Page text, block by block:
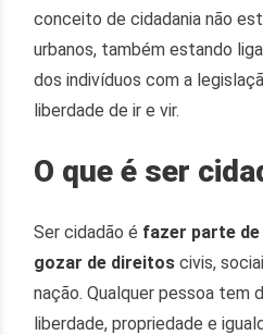
conceito de cidadania não
urbanos, também estando
dos indivíduos com a
liberdade de ir e vir.
O que é ser
Ser cidadão é fazer parte de
gozar de direitos civis,
nação. Qualquer pessoa tem
liberdade, propriedade e